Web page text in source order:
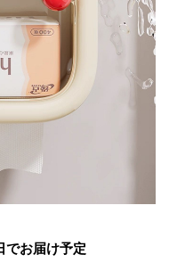
でお届け予定